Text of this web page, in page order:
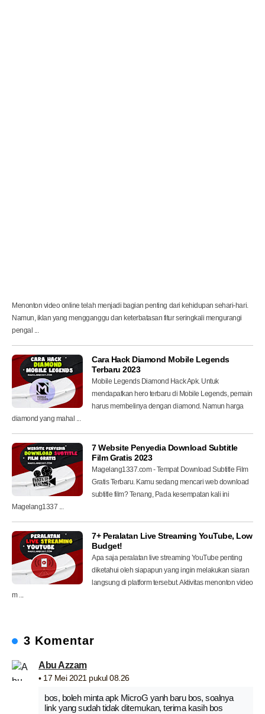
Menonton video online telah menjadi bagian penting dari kehidupan sehari-hari.
Namun, iklan yang mengganggu dan keterbatasan fitur seringkali mengurangi
pengal ...
Cara Hack Diamond Mobile Legends
Terbaru 2023
Mobile Legends Diamond Hack Apk. Untuk
mendapatkan hero terbaru di Mobile Legends, pemain
harus membelinya dengan diamond. Namun harga
diamond yang mahal ...
7 Website Penyedia Download Subtitle
Film Gratis 2023
Magelang1337.com - Tempat Download Subtitle Film
Gratis Terbaru. Kamu sedang mencari web download
subtitle film? Tenang, Pada kesempatan kali ini
Magelang1337 ...
7+ Peralatan Live Streaming YouTube, Low
Budget!
Apa saja peralatan live streaming YouTube penting
diketahui oleh siapapun yang ingin melakukan siaran
langsung di platform tersebut. Aktivitas menonton video
m ...
3 Komentar
Abu Azzam
17 Mei 2021 pukul 08.26
bos, boleh minta apk MicroG yanh baru bos, soalnya
link yang sudah tidak ditemukan, terima kasih bos